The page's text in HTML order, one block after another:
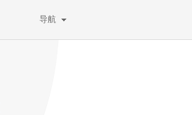
导航